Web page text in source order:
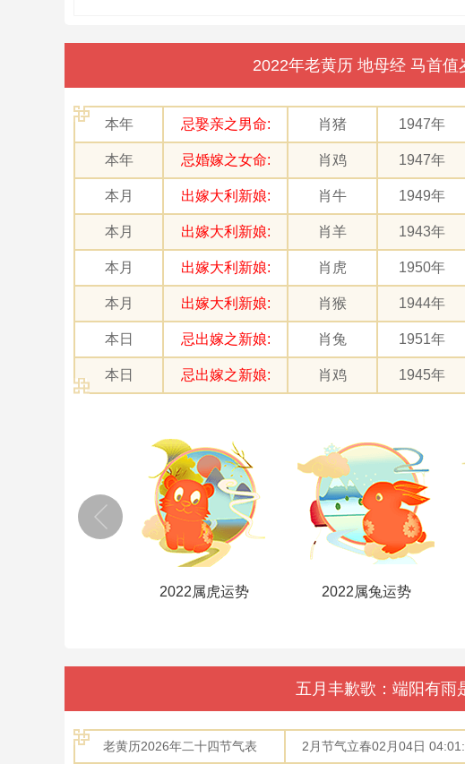
2022年老黄历 地母经 马首
本年 忌娶亲之男命: 肖猪 1947年
本年 忌婚嫁之女命: 肖鸡 1947年
本月 出嫁大利新娘: 肖牛 1949年
本月 出嫁大利新娘: 肖羊 1943年
本月 出嫁大利新娘: 肖虎 1950年
本月 出嫁大利新娘: 肖猴 1944年
本日 忌出嫁之新娘: 肖兔 1951年
本日 忌出嫁之新娘: 肖鸡 1945年
2022属虎运势 2022属兔运势
五月丰歉歌：端阳有雨
老黄历2026年二十四节气表 2月节气立春02月04日